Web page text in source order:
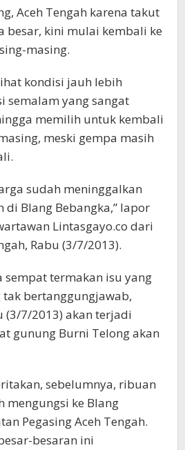
Aceh Tengah karena takut
besar, kini mulai kembali ke
masing.
kondisi jauh lebih
semalam yang sangat
memilih untuk kembali
meski gempa masih
sudah meninggalkan
di Blang Bebangka,” lapor
Lintasgayo.co dari
Rabu (3/7/2013).
sempat termakan isu yang
bertanggungjawab,
(3/7/2013) akan terjadi
gunung Burni Telong akan
sebelumnya, ribuan
mengungsi ke Blang
Pegasing Aceh Tengah.
besaran ini